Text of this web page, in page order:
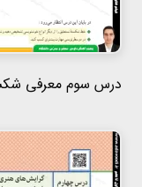
درس سوم معرفی